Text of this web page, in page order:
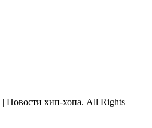
Новости хип-хопа. All Rights